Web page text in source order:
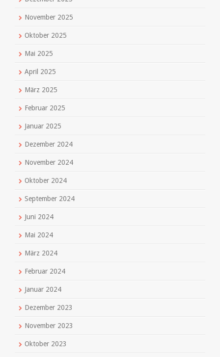
November 2025
Oktober 2025
Mai 2025
April 2025
März 2025
Februar 2025
Januar 2025
Dezember 2024
November 2024
Oktober 2024
September 2024
Juni 2024
Mai 2024
März 2024
Februar 2024
Januar 2024
Dezember 2023
November 2023
Oktober 2023